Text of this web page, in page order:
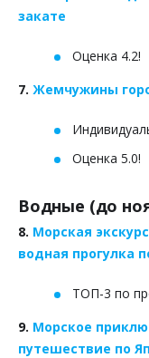
закате
Оценка 4.2!
7. Жемчужины
Оценка 5.0!
Водные (до
8. Морская
водная прогулка
ТОП-3 по
9. Морское
путешествие по